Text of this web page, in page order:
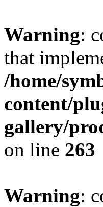
Warning:
that
/home/
content/
gallery/
on line 263
Warning: